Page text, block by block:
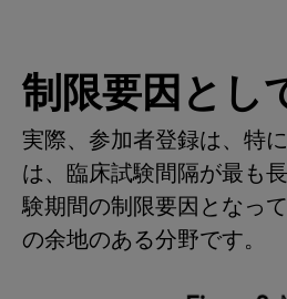
制限要因とし
実際、参加者登録は、特
は、臨床試験間隔が最も
験期間の制限要因となっ
の余地のある分野です。